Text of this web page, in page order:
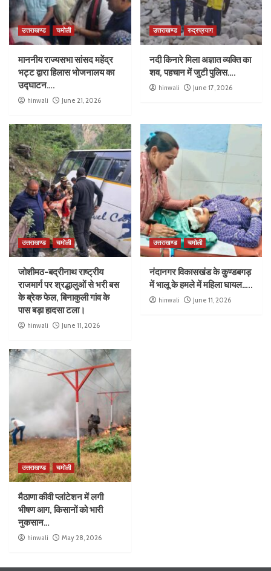
उत्तराखण्ड चमोली
माननीय राज्यसभा सांसद महेंद्र
भट्ट द्वारा हिलास भोजनालय का
उद्घाटन….
hinwali June 21, 2026
उत्तराखण्ड रुद्रप्रयाग
नदी किनारे मिला अज्ञात व्यक्ति का
शव, पहचान में जुटी पुलिस….
hinwali June 17, 2026
उत्तराखण्ड चमोली
जोशीमठ-बद्रीनाथ राष्ट्रीय
राजमार्ग पर श्रद्धालुओं से भरी बस
के ब्रेक फेल, बिनाकुली गांव के
पास बड़ा हादसा टला।
hinwali June 11, 2026
उत्तराखण्ड चमोली
नंदानगर विकासखंड के कुण्डबगड़
में भालू के हमले में महिला घायल…..
hinwali June 11, 2026
उत्तराखण्ड चमोली
मैठाणा कीवी प्लांटेशन में लगी
भीषण आग, किसानों को भारी
नुकसान…
hinwali May 28, 2026